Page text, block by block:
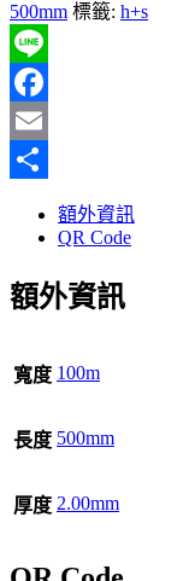
500mm 標籤: h+s
Line
Facebook
Email
額外資訊
QR Code
額外資訊
寬度 100m
長度 500mm
厚度 2.00mm